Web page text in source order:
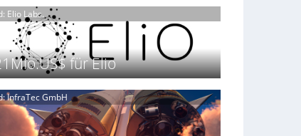
h
t
2
0
2
t
s
i
c
h
a
n
S
e
t
P
r
ä
s
e
n
z
i
o
m
e
p
a
g
e
‚
H
y
Elio Labs.
für Elio
InfraTec GmbH